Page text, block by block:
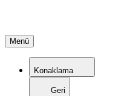
Menü
Konaklama
Geri